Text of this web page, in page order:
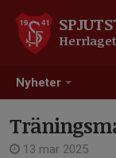
Nyheter
13 mar 2025